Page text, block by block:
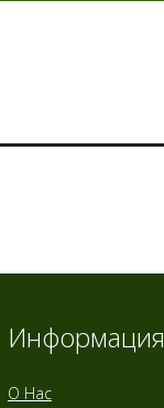
Информация
О Нас